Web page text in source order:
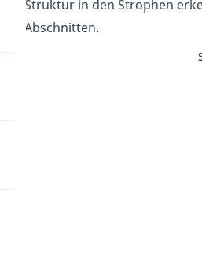
Struktur in den Strophen
Abschnitten.